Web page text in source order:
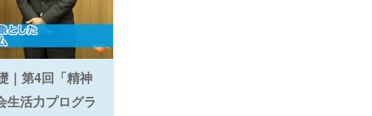
｜第4回「精神
生活力プログラ